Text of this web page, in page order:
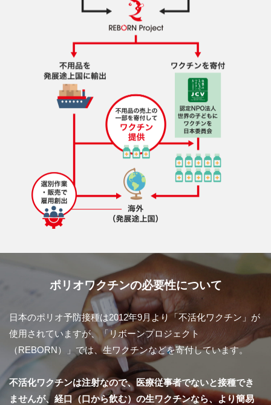
ポリオワクチンの必要性について
日本のポリオ予防接種は2012年9月より「不活化ワクチン」が
使用されていますが、「リボーンプロジェクト
（REBORN）」では、生ワクチンなどを寄付しています。
不活化ワクチンは注射なので、医療従事者でないと接種でき
ませんが、経口（口から飲む）の生ワクチンなら、より簡易